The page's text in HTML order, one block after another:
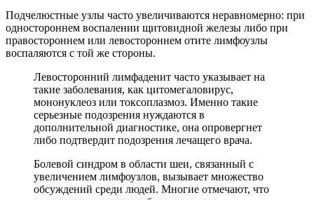
Подчелюстные узлы часто увеличиваются неравномерно: при
одностороннем воспалении щитовидной железы либо при
правостороннем или левостороннем отите лимфоузлы
воспаляются с той же стороны.
Левосторонний лимфаденит часто указывает на
такие заболевания, как цитомегаловирус,
мононуклеоз или токсоплазмоз. Именно такие
серьезные подозрения нуждаются в
дополнительной диагностике, она опровергнет
либо подтвердит подозрения лечащего врача.
Болевой синдром в области шеи, связанный с
увеличением лимфоузлов, вызывает множество
обсуждений среди людей. Многие отмечают, что